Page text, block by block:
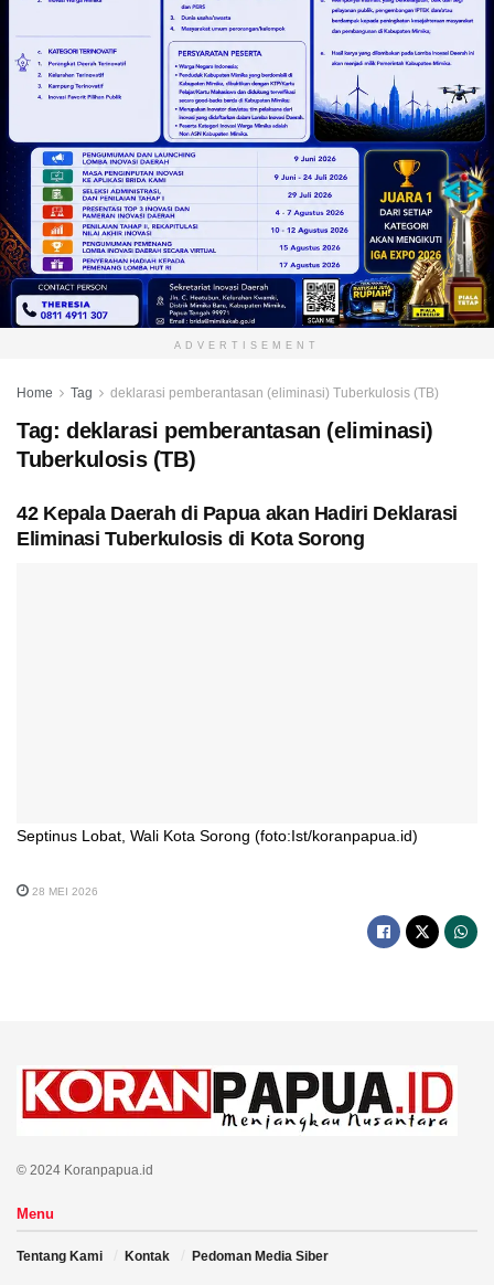
ADVERTISEMENT
Home Tag deklarasi pemberantasan (eliminasi) Tuberkulosis (TB)
Tag: deklarasi pemberantasan (eliminasi)
Tuberkulosis (TB)
42 Kepala Daerah di Papua akan Hadiri Deklarasi
Eliminasi Tuberkulosis di Kota Sorong
Septinus Lobat, Wali Kota Sorong (foto:Ist/koranpapua.id)
28 MEI 2026
© 2024 Koranpapua.id
Menu
Tentang Kami Kontak Pedoman Media Siber